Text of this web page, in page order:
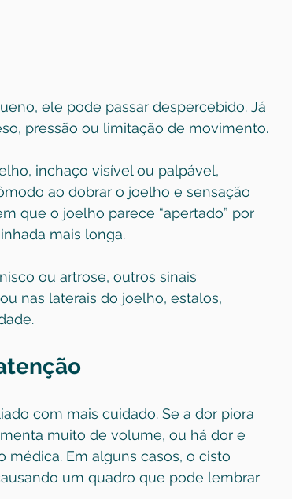
ele pode passar despercebido. Já
pressão ou limitação de movimento.
inchaço visível ou palpável,
ao dobrar o joelho e sensação
que o joelho parece “apertado” por
mais longa.
ou artrose, outros sinais
nas laterais do joelho, estalos,
com mais cuidado. Se a dor piora
muito de volume, ou há dor e
médica. Em alguns casos, o cisto
um quadro que pode lembrar